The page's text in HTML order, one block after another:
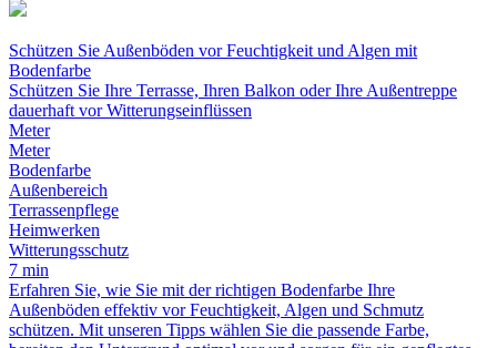
Schützen Sie Außenböden vor Feuchtigkeit und Algen mit
Bodenfarbe
Schützen Sie Ihre Terrasse, Ihren Balkon oder Ihre Außentreppe
dauerhaft vor Witterungseinflüssen
Meter
Meter
Bodenfarbe
Außenbereich
Terrassenpflege
Heimwerken
Witterungsschutz
7 min
Erfahren Sie, wie Sie mit der richtigen Bodenfarbe Ihre
Außenböden effektiv vor Feuchtigkeit, Algen und Schmutz
schützen. Mit unseren Tipps wählen Sie die passende Farbe,